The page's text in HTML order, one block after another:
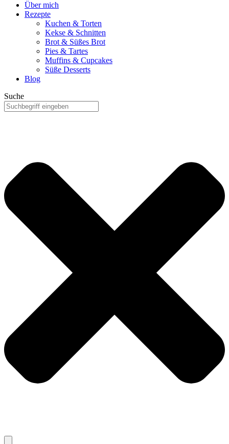
Über mich
Rezepte
Kuchen & Torten
Kekse & Schnitten
Brot & Süßes Brot
Pies & Tartes
Muffins & Cupcakes
Süße Desserts
Blog
Suche